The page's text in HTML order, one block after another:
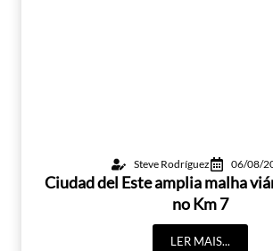
Steve Rodríguez 06/08/
Ciudad del Este amplia malha
no Km 7
LER MAIS...